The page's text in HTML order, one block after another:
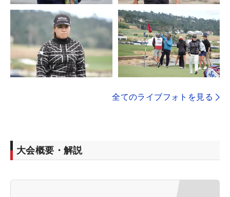
全てのライブフォトを見る
大会概要・解説